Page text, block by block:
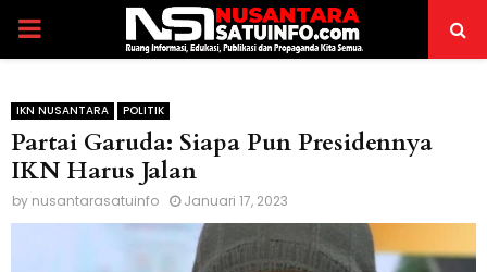
PRIMARY
IKN NUSANTARA POLITIK
Partai Garuda: Siapa Pun Presidennya
IKN Harus Jalan
by nusantarasatuinfo Januari 17, 2023